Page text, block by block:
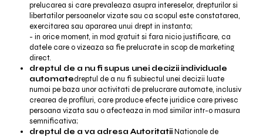
prelucarea si care prevaleaza asupra intereselor, drepturilor si
libertatilor persoanelor vizate sau ca scopul este constatarea,
exercitarea sau apararea unui drept in instanta;
- in orice moment, in mod gratuit si fara nicio justificare, ca
datele care o vizeaza sa fie prelucrate in scop de marketing
direct.
dreptul de a nu fi supus unei decizii individuale
automatedreptul de a nu fi subiectul unei decizii luate
numai pe baza unor activitati de prelucrare automate, inclusiv
crearea de profiluri, care produce efecte juridice care privesc
persoana vizata sau o afecteaza in mod similar intr-o masura
semnificativa;
dreptul de a va adresa AutoritatiiNationale de